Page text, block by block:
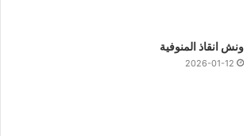
ونش انقاذ المنوفية
2026-01-12